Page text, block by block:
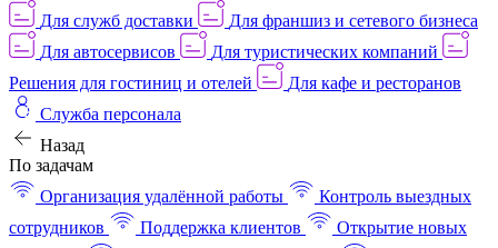
Для служб доставки
Для франшиз и сетевого бизнеса
Для автосервисов
Для туристических компаний
Решения для гостиниц и отелей
Для кафе и ресторанов
Служба персонала
Назад
По задачам
Организация удалённой работы
Контроль выездных
сотрудников
Поддержка клиентов
Открытие новых